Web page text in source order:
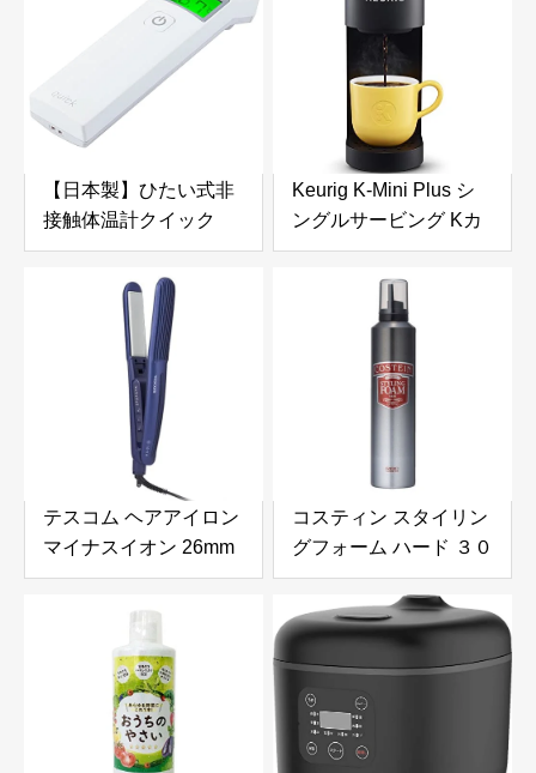
色温度調光可能 (CRI ≥
95) 収納便利 物撮りボ
【日本製】ひたい式非
接触体温計クイック
（quick）
Keurig K-Mini Plus シ
ングルサービング Kカ
ップ コーヒーメーカー
(ブラック）
テスコム ヘアアイロン
マイナスイオン 26mm
温度調整/ロック/メモリ
ー 自動OFF 開閉ロック
ラク抜きプラグ ネイビ
ー TS430A-A
コスティン スタイリン
グフォーム ハード ３０
０ｇ